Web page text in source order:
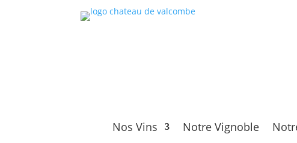
Nos Vins Notre Vignoble